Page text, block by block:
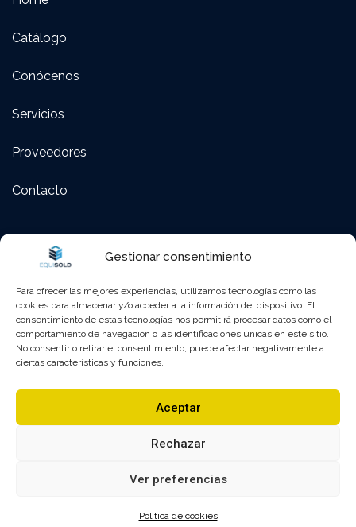
Gestionar consentimiento
Para ofrecer las mejores experiencias, utilizamos tecnologías como las
cookies para almacenar y/o acceder a la información del dispositivo. El
consentimiento de estas tecnologías nos permitirá procesar datos como el
comportamiento de navegación o las identificaciones únicas en este sitio.
No consentir o retirar el consentimiento, puede afectar negativamente a
ciertas características y funciones.
Aceptar
Rechazar
Ver preferencias
Política de cookies
Catálogo
Conócenos
Servicios
Proveedores
Contacto
Polígono Fadrell – C/ Montanejos 58 Castellón de la
Plana (12005), Castellón, España
964 25 26 01
administracion@equisold.es
Sábado y Domingo : Cerrado